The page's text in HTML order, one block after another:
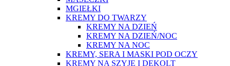
MGIEŁKI
KREMY DO TWARZY
KREMY NA DZIEŃ
KREMY NA DZIEŃ/NOC
KREMY NA NOC
KREMY, SERA I MASKI POD OCZY
KREMY NA SZYJĘ I DEKOLT